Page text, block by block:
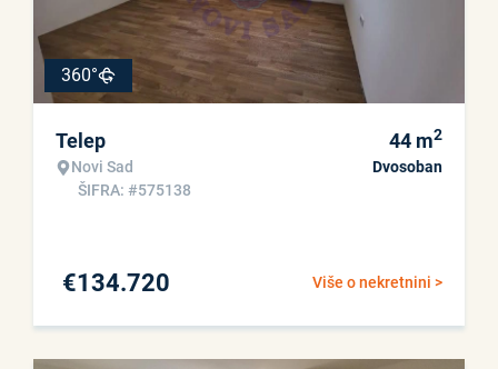
360°
Telep
Novi Sad
ŠIFRA: #575138
44 m2
Dvosoban
Više o nekretnini >
€134.720